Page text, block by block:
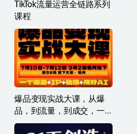
TikTok流量运营全链路系列
课程
爆品变现实战大课，从爆
品，到流量，到成交，一
个爆品+IP+私域+用好AI